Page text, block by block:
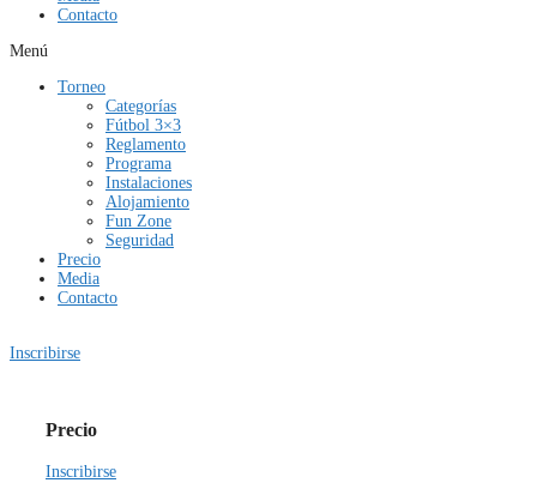
Contacto
Menú
Torneo
Categorías
Fútbol 3×3
Reglamento
Programa
Instalaciones
Alojamiento
Fun Zone
Seguridad
Precio
Media
Contacto
Inscribirse
Precio
Inscribirse